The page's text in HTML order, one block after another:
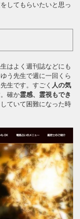
してもらいたいと思っ
はよく週刊誌などにも
う先生で週に一回くら
生です。すごく 人の気
確か霊感、霊視もでき
ていて困難になった時